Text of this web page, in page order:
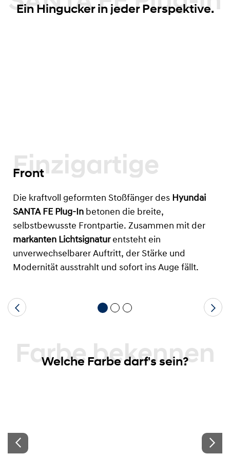
SANTA FE Plug-In
Ein Hingucker in jeder Perspektive.
Einzigartige
Front
Die kraftvoll geformten Stoßfänger des Hyundai
SANTA FE Plug-In betonen die breite,
selbstbewusste Frontpartie. Zusammen mit der
markanten Lichtsignatur entsteht ein
unverwechselbarer Auftritt, der Stärke und
Modernität ausstrahlt und sofort ins Auge fällt.
Farbe bekennen
Welche Farbe darf's sein?